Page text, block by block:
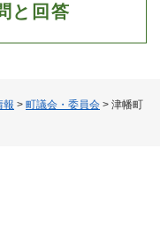
報 > 町議会・委員会 > 津幡町
と回答